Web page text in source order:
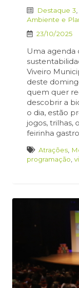
Destaque 3
Ambiente e
23/10/2025
Uma agenda
Viveiro
deste
quem quer
descobrir a
o dia, estão
jogos, trilhas,
feirinha
Atrações
programação